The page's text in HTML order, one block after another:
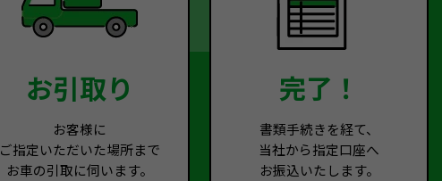
お引取り
お客様に
ご指定いただいた場所まで
お車の引取に伺います。
完了！
書類手続きを経て、
当社から指定口座へ
お振込いたします。